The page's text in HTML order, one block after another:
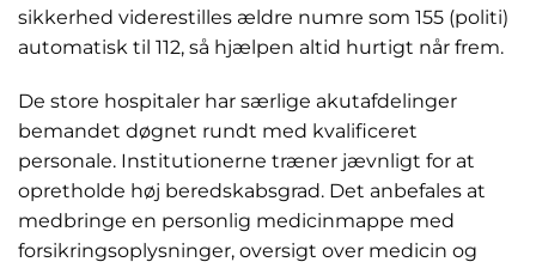
sikkerhed viderestilles ældre numre som 155 (politi)
automatisk til 112, så hjælpen altid hurtigt når frem.
De store hospitaler har særlige akutafdelinger
bemandet døgnet rundt med kvalificeret
personale. Institutionerne træner jævnligt for at
opretholde høj beredskabsgrad. Det anbefales at
medbringe en personlig medicinmappe med
forsikringsoplysninger, oversigt over medicin og